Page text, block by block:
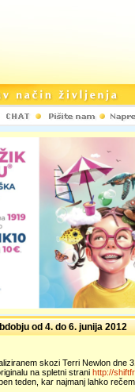
od 4. do 6. junija 2012
skozi Terri Newlon dne
na spletni strani http://
teden, kar najmanj lahko